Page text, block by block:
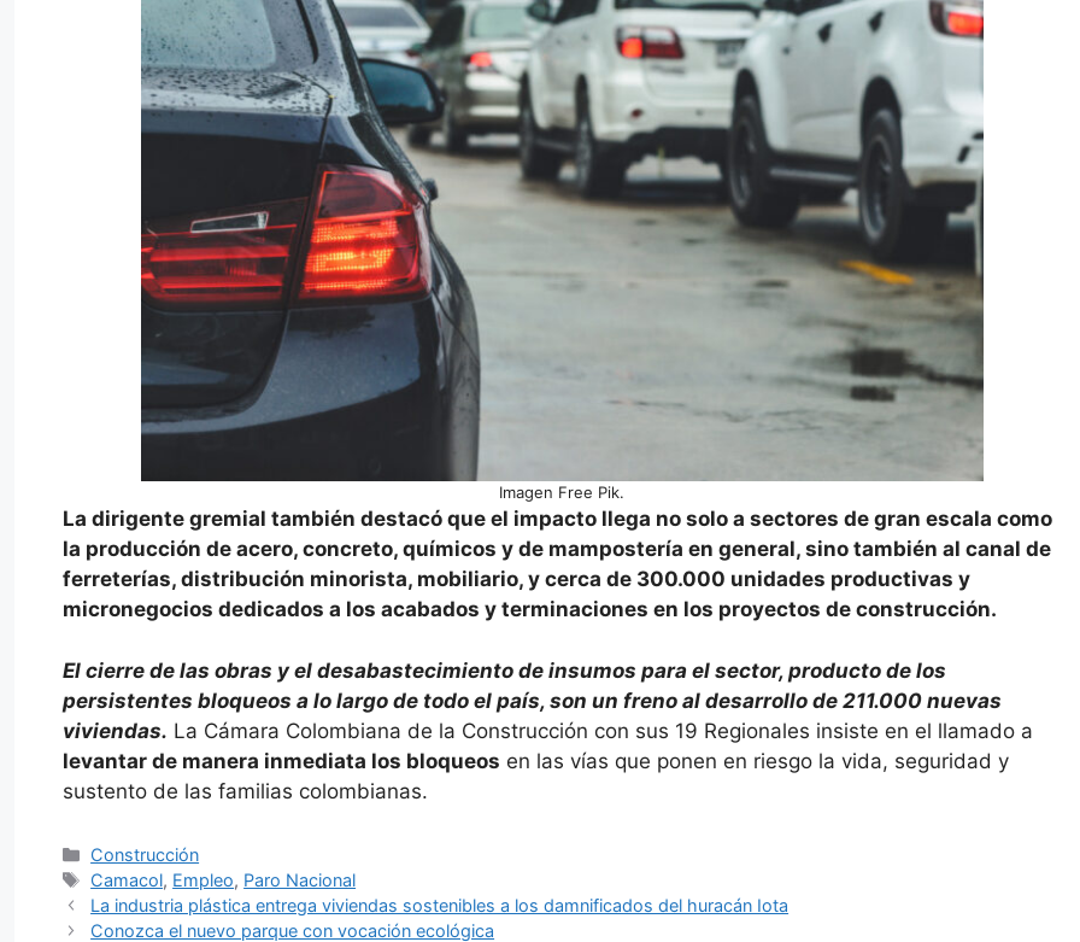
Imagen Free Pik.
La dirigente gremial también destacó que el impacto llega no solo a sectores de gran escala como
la producción de acero, concreto, químicos y de mampostería en general, sino también al canal de
ferreterías, distribución minorista, mobiliario, y cerca de 300.000 unidades productivas y
micronegocios dedicados a los acabados y terminaciones en los proyectos de construcción.
El cierre de las obras y el desabastecimiento de insumos para el sector, producto de los
persistentes bloqueos a lo largo de todo el país, son un freno al desarrollo de 211.000 nuevas
viviendas. La Cámara Colombiana de la Construcción con sus 19 Regionales insiste en el llamado a
levantar de manera inmediata los bloqueos en las vías que ponen en riesgo la vida, seguridad y
sustento de las familias colombianas.
Categorías
Construcción
Etiquetas
Camacol, Empleo, Paro Nacional
La industria plástica entrega viviendas sostenibles a los damnificados del huracán Iota
Conozca el nuevo parque con vocación ecológica